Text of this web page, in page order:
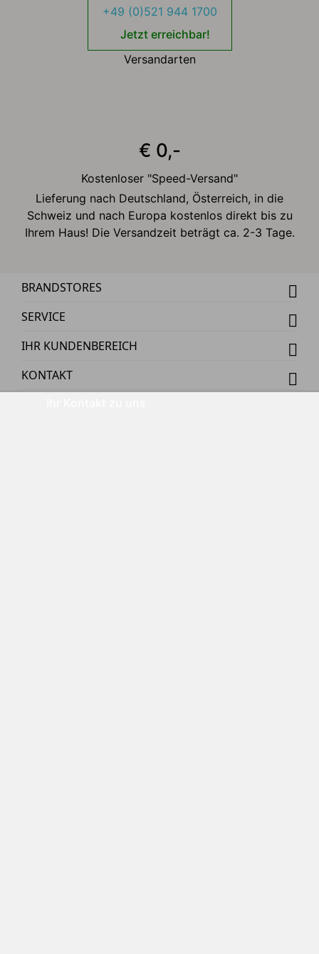
+49 (0)521 944 1700
Jetzt erreichbar!
Versandarten
€ 0,-
Kostenloser "Speed-Versand"
Lieferung nach Deutschland, Österreich, in die
Schweiz und nach Europa kostenlos direkt bis zu
Ihrem Haus! Die Versandzeit beträgt ca. 2-3 Tage.
BRANDSTORES
SERVICE
IHR KUNDENBEREICH
KONTAKT